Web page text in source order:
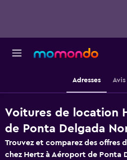
Adresses Avis
Voitures de location
de Ponta Delgada
Trouvez et comparez des offres
chez Hertz à Aéroport de Ponta